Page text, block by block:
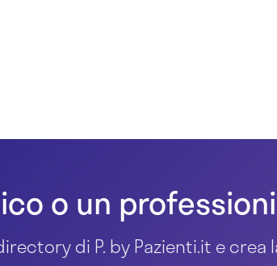
o un
di P. by Pazienti.it e